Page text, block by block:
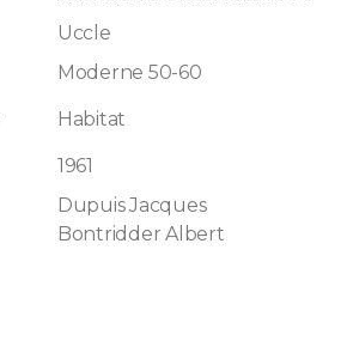
Uccle
Moderne 50-60
Habitat
1961
Dupuis Jacques
Bontridder Albert